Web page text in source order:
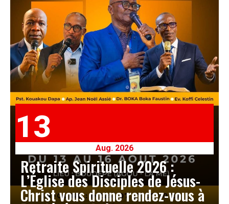
13
Aug. 2026
Retraite Spirituelle 2026 :
L’Église des Disciples de Jésus-
Christ vous donne rendez-vous à